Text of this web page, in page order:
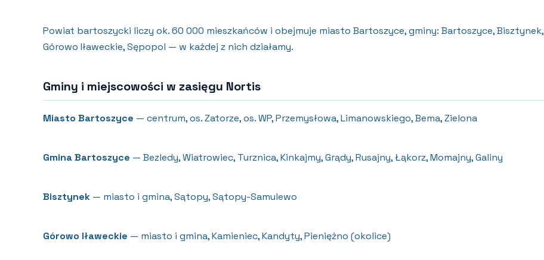
Powiat bartoszycki liczy ok. 60 000 mieszkańców i obejmuje miasto Bartoszyce, gminy: Bartoszyce, Bisztynek,
Górowo Iławeckie, Sępopol — w każdej z nich działamy.
Gminy i miejscowości w zasięgu Nortis
Miasto Bartoszyce — centrum, os. Zatorze, os. WP, Przemysłowa, Limanowskiego, Bema, Zielona
Gmina Bartoszyce — Bezledy, Wiatrowiec, Turznica, Kinkajmy, Grądy, Rusajny, Łąkorz, Momajny, Galiny
Bisztynek — miasto i gmina, Sątopy, Sątopy-Samulewo
Górowo Iławeckie — miasto i gmina, Kamieniec, Kandyty, Pieniężno (okolice)